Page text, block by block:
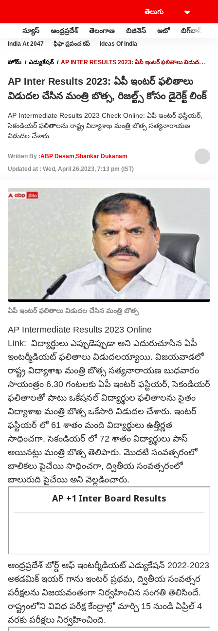
న్యూస్ ఆంధ్రప్రదేశ్ తెలంగాణ బిజినెస్ ఆటో బిగ్‌బాస్
India At 2047 ఫీఫా ప్రపంచ కప్ Ideas Of India
హోమ్ ఎడ్యుకేషన్
AP INTER RESULTS 2023: ఏపీ ఇంటర్ ఫలితాలు విడుదల
AP Inter Results 2023: ఏపీ ఇంటర్ ఫలితాలు
విడుదల చేసిన మంత్రి బొత్స, రిజల్ట్స్ కోసం డైరెక్ట్ లింక్
AP Intermediate Results 2023 Check Online: ఏపీ ఇంటర్ ఫస్టియర్,
సెకండియర్ ఫలితాలను రాష్ట్ర విద్యాశాఖ మంత్రి బొత్స సత్యనారాయణ
విడుదల చేశారు.
Written By :ABP Desam,Shankar Dukanam
Updated at : Wed, April 26,2023, 7:13 pm (IST)
ఏపీ ఇంటర్ ఫలితాలు విడుదల చేసిన మంత్రి బొత్స
AP Intermediate Results 2023 Online
Link: విద్యార్థులు ఎప్పుడెప్పుడా అని ఎదురుచూసిన ఏపీ
ఇంటర్మీడియట్ ఫలితాలు విడుదలయ్యాయి. విజయవాడలో
రాష్ట్ర విద్యాశాఖ మంత్రి బొత్స సత్యనారాయణ బుధవారం
సాయంత్రం 6.30 గంటలకు ఏపీ ఇంటర్ ఫస్టియర్, సెకండియర్
ఫలితాలతో పాటు ఒకేషనల్ విద్యార్థుల ఫలితాలను సైతం
విద్యాశాఖ మంత్రి బొత్స ఒకేసారి విడుదల చేశారు. ఇంటర్
ఫస్టియర్ లో 61 శాతం మంది విద్యార్థులు ఉత్తీర్ణత
సాధించగా, సెకండియర్ లో 72 శాతం విద్యార్థులు పాస్
అయినట్లు మంత్రి బొత్స తెలిపారు. మొదటి సంవత్సరంలో
బాలికలు పైచేయి సాధించగా, ద్వితీయ సంవత్సరంలో
బాలురుది పైచేయి అని వెల్లడించారు.
ఆంధ్రప్రదేశ్ బోర్డ్ ఆఫ్ ఇంటర్మీడియట్ ఎడ్యుకేషన్ 2022-2023
అకడమిక్ ఇయ‌ర్ గాను ఇంటర్ ప్రథమ, ద్వితీయ సంవత్సర
పరీక్షలను విజయవంతంగా నిర్వహించిన సంగతి తెలిసిందే.
రాష్ట్రంలోని వివిధ పరీక్ష కేంద్రాల్లో మార్చి 15 నుండి ఏప్రిల్ 4
వరకు పరీక్షలు నిర్వహించింది.